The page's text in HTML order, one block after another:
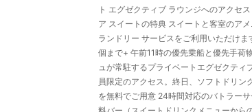
ト エグゼクティブ ラウンジへのアクセ
ア スイートの特典 スイートと客室のア
ランドリー サービスをご利用いただけ
個まで+ 午前11時の優先乗船と優先手荷
ュが常駐するプライベートエグゼクティ
員限定のアクセス。終日、ソフトドリン
を無料でご用意 24時間対応のバトラー